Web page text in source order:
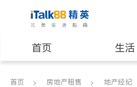
首页 生活
医生 律师
首页 房地产租售 地产经纪